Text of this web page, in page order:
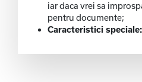
iar daca vrei sa
pentru documente;
Caracteristici speciale: